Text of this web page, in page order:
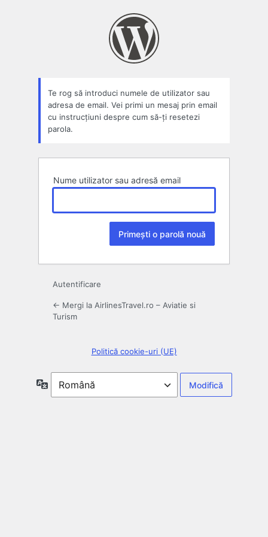
Te rog să introduci numele de utilizator sau
adresa de email. Vei primi un mesaj prin email
cu instrucțiuni despre cum să-ți resetezi
parola.
Nume utilizator sau adresă email
Autentificare
← Mergi la AirlinesTravel.ro – Aviatie si
Turism
Politică cookie-uri (UE)
Limbă